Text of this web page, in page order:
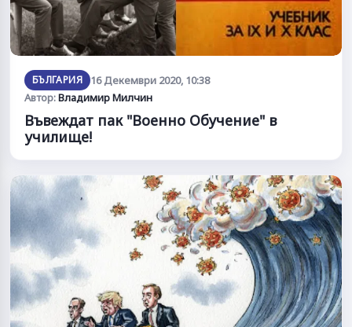
БЪЛГАРИЯ 16 Декември 2020, 10:38
Автор:Владимир Милчин
Въвеждат пак "Военно Обучение" в
училище!